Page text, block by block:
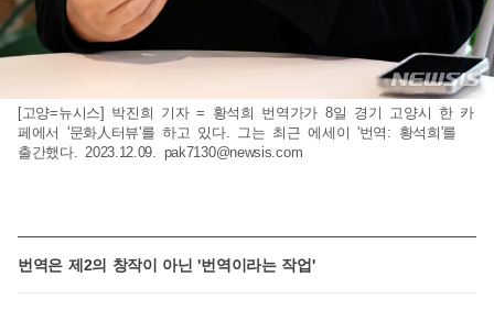
[고양=뉴시스] 박진희 기자 = 황석희 번역가가 8일 경기 고양시 한 카
페에서 '문화人터뷰'를 하고 있다. 그는 최근 에세이 '번역: 황석희'를
출간했다. 2023.12.09. pak7130@newsis.com
번역은 제2의 창작이 아닌 '번역이라는 작업'